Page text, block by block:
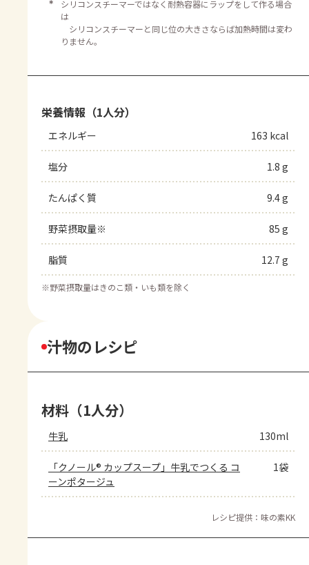
＊
シリコンスチーマーではなく耐熱容器にラップをして作る場合
は
シリコンスチーマーと同じ位の大きさならば加熱時間は変わ
りません。
栄養情報（1人分）
エネルギー 163 kcal
塩分 1.8 g
たんぱく質 9.4 g
野菜摂取量※ 85 g
脂質 12.7 g
※野菜摂取量はきのこ類・いも類を除く
汁物のレシピ
材料（1人分）
牛乳 130ml
「クノール® カップスープ」牛乳でつくる コ
ーンポタージュ
1袋
レシピ提供：味の素KK